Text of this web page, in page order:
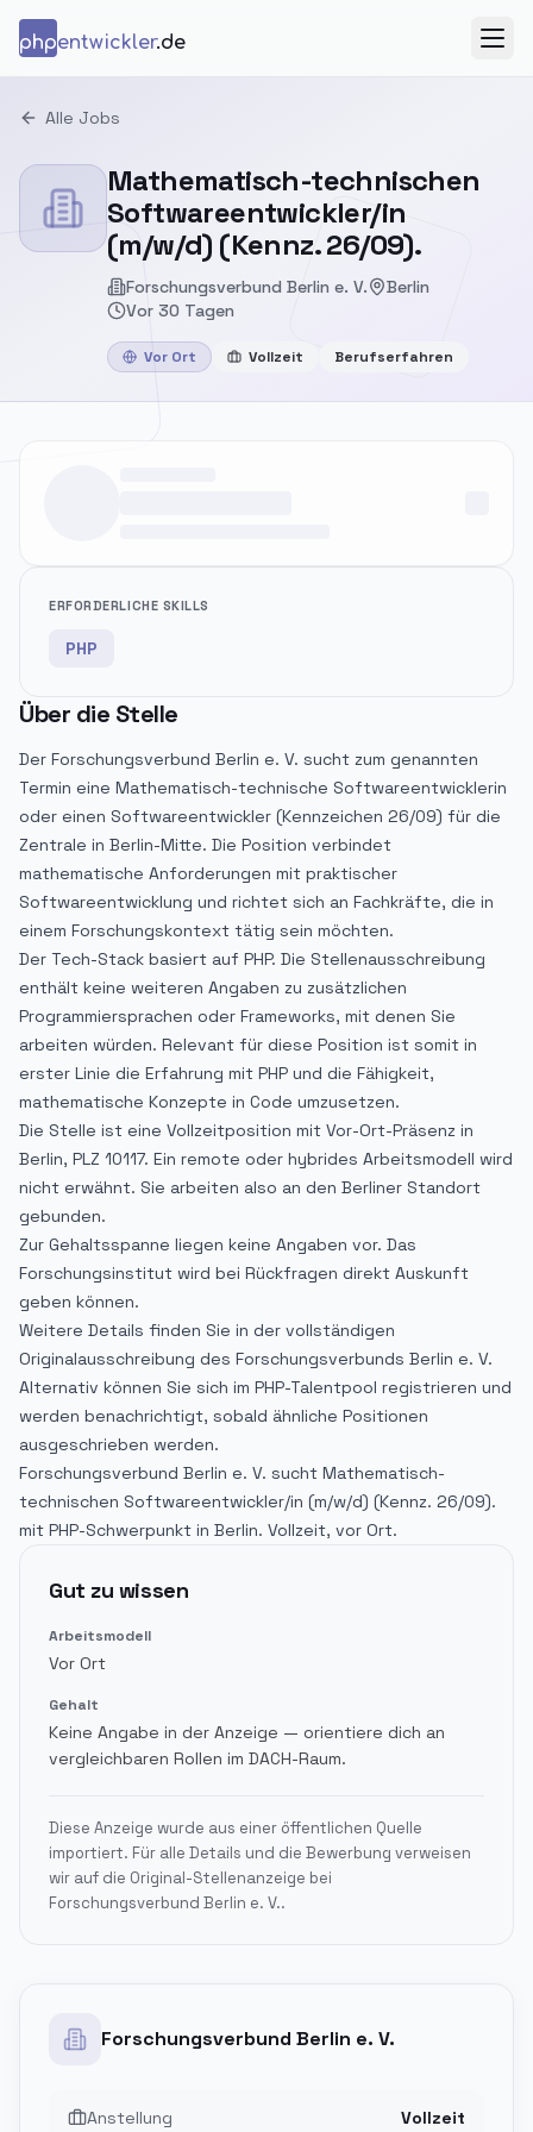
phpentwickler.de
Alle Jobs
Mathematisch-technischen
Softwareentwickler/in
(m/w/d) (Kennz. 26/09).
Forschungsverbund Berlin e. V.
Berlin
Vor 30 Tagen
Vor Ort Vollzeit Berufserfahren
ERFORDERLICHE SKILLS
PHP
Über die Stelle
Der Forschungsverbund Berlin e. V. sucht zum genannten
Termin eine Mathematisch-technische Softwareentwicklerin
oder einen Softwareentwickler (Kennzeichen 26/09) für die
Zentrale in Berlin-Mitte. Die Position verbindet
mathematische Anforderungen mit praktischer
Softwareentwicklung und richtet sich an Fachkräfte, die in
einem Forschungskontext tätig sein möchten.
Der Tech-Stack basiert auf PHP. Die Stellenausschreibung
enthält keine weiteren Angaben zu zusätzlichen
Programmiersprachen oder Frameworks, mit denen Sie
arbeiten würden. Relevant für diese Position ist somit in
erster Linie die Erfahrung mit PHP und die Fähigkeit,
mathematische Konzepte in Code umzusetzen.
Die Stelle ist eine Vollzeitposition mit Vor-Ort-Präsenz in
Berlin, PLZ 10117. Ein remote oder hybrides Arbeitsmodell wird
nicht erwähnt. Sie arbeiten also an den Berliner Standort
gebunden.
Zur Gehaltsspanne liegen keine Angaben vor. Das
Forschungsinstitut wird bei Rückfragen direkt Auskunft
geben können.
Weitere Details finden Sie in der vollständigen
Originalausschreibung des Forschungsverbunds Berlin e. V.
Alternativ können Sie sich im PHP-Talentpool registrieren und
werden benachrichtigt, sobald ähnliche Positionen
ausgeschrieben werden.
Forschungsverbund Berlin e. V. sucht Mathematisch-
technischen Softwareentwickler/in (m/w/d) (Kennz. 26/09).
mit PHP-Schwerpunkt in Berlin. Vollzeit, vor Ort.
Gut zu wissen
Arbeitsmodell
Vor Ort
Gehalt
Keine Angabe in der Anzeige — orientiere dich an
vergleichbaren Rollen im DACH-Raum.
Diese Anzeige wurde aus einer öffentlichen Quelle
importiert. Für alle Details und die Bewerbung verweisen
wir auf die Original-Stellenanzeige bei
Forschungsverbund Berlin e. V..
Forschungsverbund Berlin e. V.
Anstellung Vollzeit